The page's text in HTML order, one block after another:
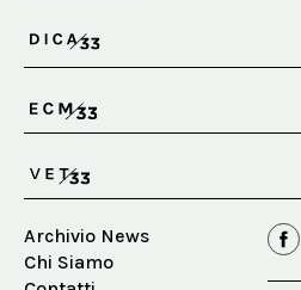
Archivio News
Chi Siamo